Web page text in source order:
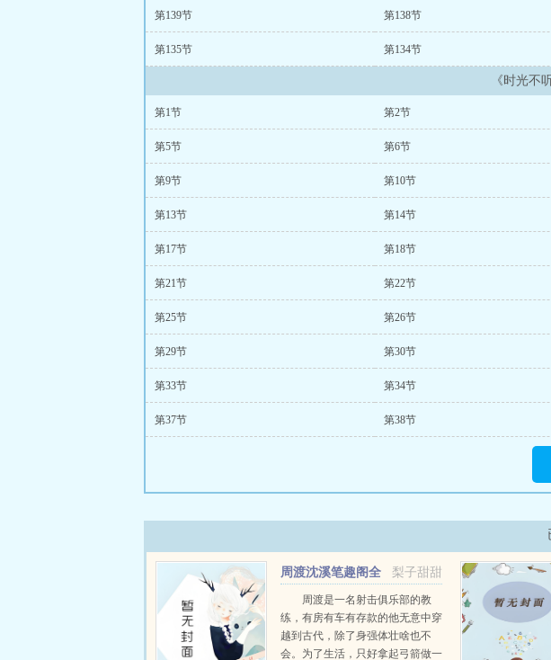
第139节 第138节
第135节 第134节
《时光不
第1节 第2节
第5节 第6节
第9节 第10节
第13节 第14节
第17节 第18节
第21节 第22节
第25节 第26节
第29节 第30节
第33节 第34节
第37节 第38节
梨子甜甜
周渡沈溪笔趣阁全
文免费阅读
周渡是一名射击俱乐部的教
练，有房有车有存款的他无意中穿
越到古代，除了身强体壮啥也不
会。为了生活，只好拿起弓箭做一